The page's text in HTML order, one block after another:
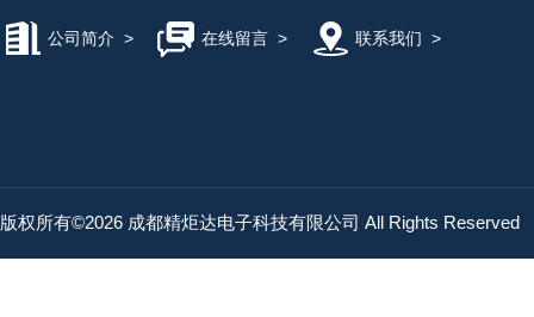
公司简介 > 在线留言> 联系我们 >
版权所有©2026 成都精炬达电子科技有限公司 All Rights Reserved